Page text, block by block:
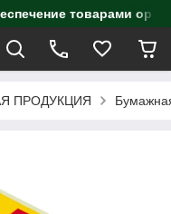
товарами
ПРОДУКЦИЯ